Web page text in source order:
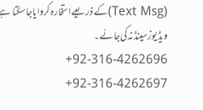
ویڈیوز سینڈ نہ کی جائے۔
+92-316-4262696
+92-316-4262697